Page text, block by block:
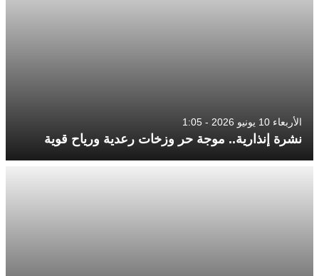
الأربعاء 10 يونيو 2026 - 1:05
نشرة إنذارية.. موجة حر وزخات رعدية ورياح قوية